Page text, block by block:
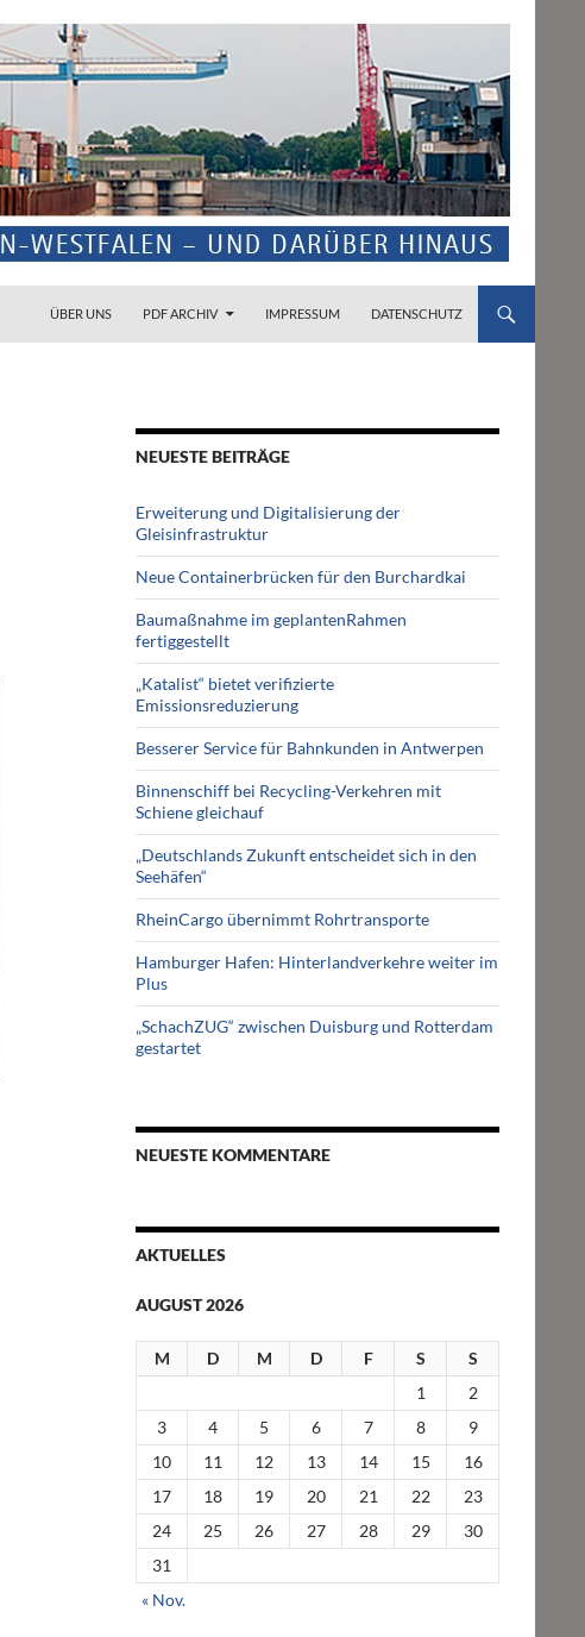
ÜBER UNS
PDF ARCHIV IMPRESSUM DATENSCHUTZ
NEUESTE BEITRÄGE
Erweiterung und Digitalisierung der
Gleisinfrastruktur
Neue Containerbrücken für den Burchardkai
Baumaßnahme im geplantenRahmen
fertiggestellt
„Katalist“ bietet verifizierte
Emissionsreduzierung
Besserer Service für Bahnkunden in Antwerpen
Binnenschiff bei Recycling-Verkehren mit
Schiene gleichauf
„Deutschlands Zukunft entscheidet sich in den
Seehäfen“
RheinCargo übernimmt Rohrtransporte
Hamburger Hafen: Hinterlandverkehre weiter im
Plus
„SchachZUG“ zwischen Duisburg und Rotterdam
gestartet
NEUESTE KOMMENTARE
AKTUELLES
AUGUST 2026
M D M D F S
S
1
2
3
4 5 6 7 8
9
10
11 12 13 14 15
16
17
18 19 20 21 22
23
24
25 26 27 28 29
30
31
« Nov.